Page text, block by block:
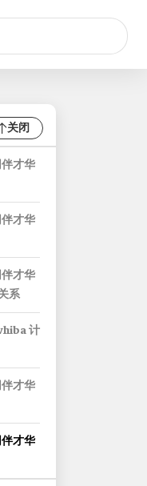
关闭
才华
才华
才华
系
计
才华
才华